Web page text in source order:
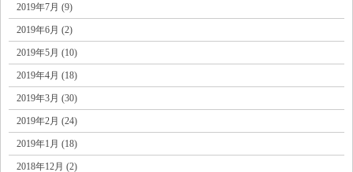
2019年7月 (9)
2019年6月 (2)
2019年5月 (10)
2019年4月 (18)
2019年3月 (30)
2019年2月 (24)
2019年1月 (18)
2018年12月 (2)